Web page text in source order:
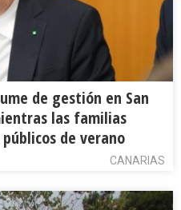
de gestión en San
las familias
de verano
CANARIAS